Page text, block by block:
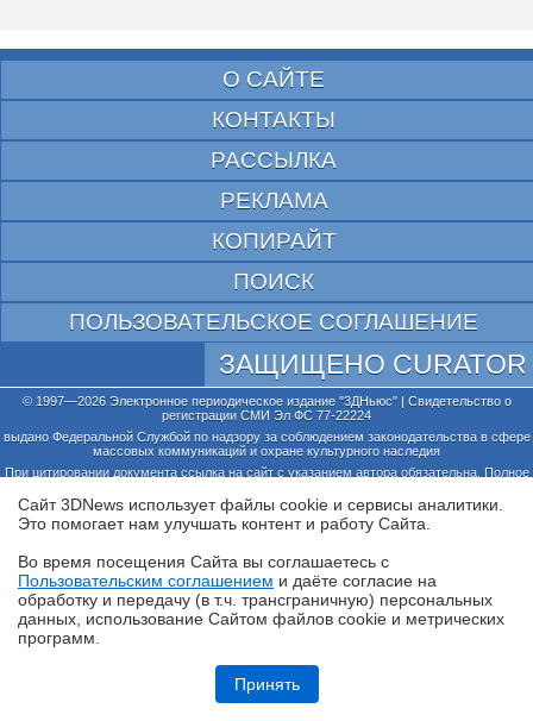
Обзор смартфона HUAWEI Pura 90s Pro: компактный флагман по
О САЙТЕ
КОНТАКТЫ
РАССЫЛКА
РЕКЛАМА
КОПИРАЙТ
ПОИСК
ПОЛЬЗОВАТЕЛЬСКОЕ СОГЛАШЕНИЕ
ЗАЩИЩЕНО CURATOR
© 1997—2026 Электронное периодическое издание "3ДНьюс" | Свидетельство о
регистрации СМИ Эл ФС 77-22224
выдано Федеральной Службой по надзору за соблюдением законодательства в сфере
массовых коммуникаций и охране культурного наследия
При цитировании документа ссылка на сайт с указанием автора обязательна. Полное
российского и международного законодательства и возможно только с согласия
редакции 3DNews.
Сайт 3DNews использует файлы cookie и сервисы аналитики.
Это помогает нам улучшать контент и работу Cайта.
Во время посещения Cайта вы соглашаетесь с
Пользовательским соглашением и даёте согласие на
обработку и передачу (в т.ч. трансграничную) персональных
данных, использование Cайтом файлов cookie и метрических
программ.
Принять